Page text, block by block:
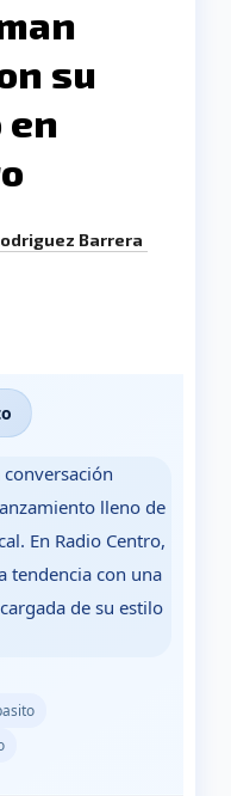
su
Barrera
lleno de
En Radio Centro,
tendencia con una
de su estilo